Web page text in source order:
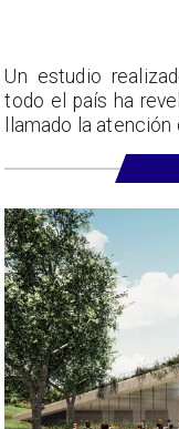
Un estudio
todo el país ha
llamado la